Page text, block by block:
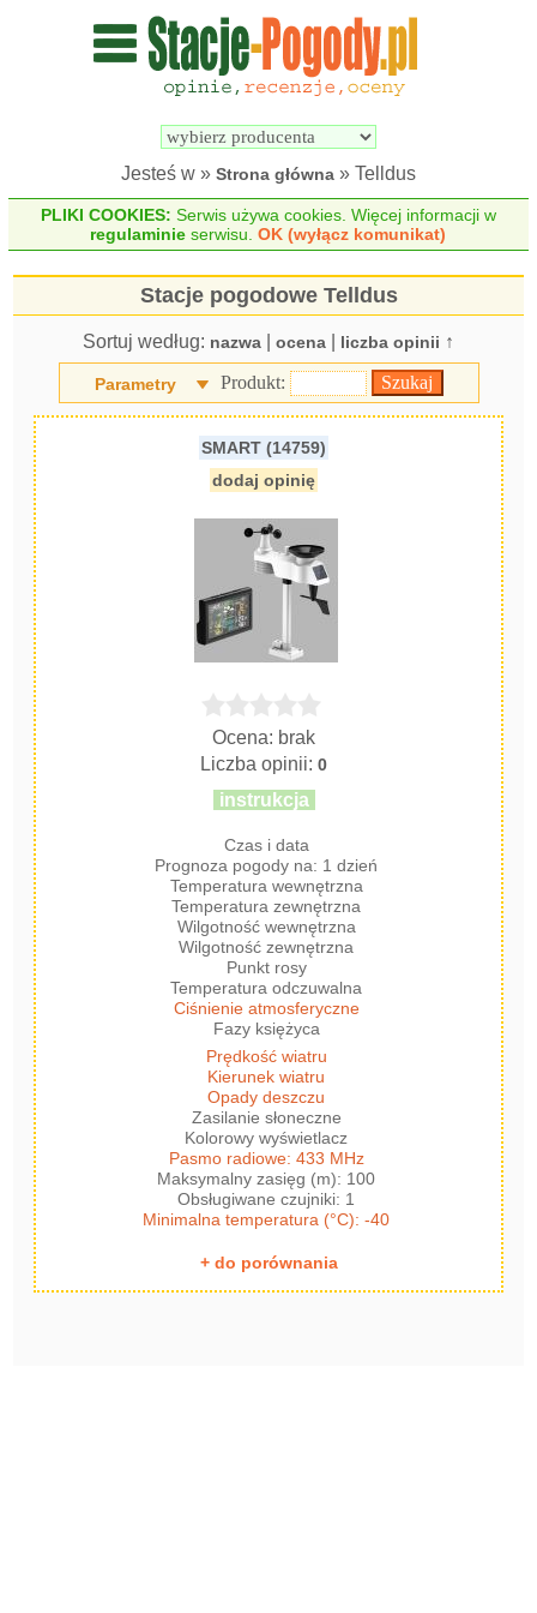
Wyszukiwarka
pogodowych
Jesteś w » Strona główna » Telldus
PLIKI COOKIES: Serwis używa cookies. Więcej informacji w
regulaminie serwisu.OK (wyłącz komunikat)
Stacje pogodowe Telldus
Sortuj według: nazwa ocena liczba opinii ↑
Parametry Produkt:
SMART (14759)
dodaj opinię
Ocena: brak
Liczba opinii:0
instrukcja
Czas i data
Prognoza pogody na: 1 dzień
Temperatura wewnętrzna
Temperatura zewnętrzna
Wilgotność wewnętrzna
Wilgotność zewnętrzna
Punkt rosy
Temperatura odczuwalna
Ciśnienie atmosferyczne
Fazy księżyca
Prędkość wiatru
Kierunek wiatru
Opady deszczu
Zasilanie słoneczne
Kolorowy wyświetlacz
Pasmo radiowe: 433 MHz
Maksymalny zasięg (m): 100
Obsługiwane czujniki: 1
Minimalna temperatura (°C): -40
+ do porównania